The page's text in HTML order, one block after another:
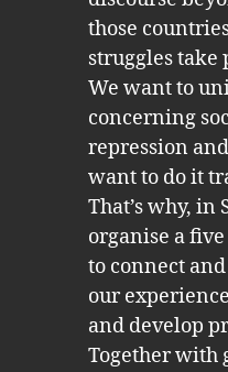
those
struggles take
We want to
concerning
repression
want to do it
That’s why, in
organise a
to connect
our
and develop
Together with